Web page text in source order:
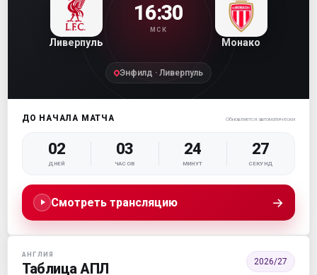
Ливерпуль
16:30
МСК
Монако
Энфилд · Ливерпуль
ДО НАЧАЛА МАТЧА Обновляется автоматически
02
ДНЕЙ
03
ЧАСОВ
24
МИНУТ
25
СЕКУНД
Смотреть трансляцию →
АНГЛИЯ
Таблица АПЛ 2026/27